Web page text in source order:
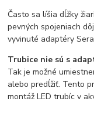
Často sa líšia dĺžky
pevných spojeniach
vyvinuté adaptéry
Trubice nie sú s
Tak je možné
alebo predĺžiť. Tento
montáž LED trubíc v